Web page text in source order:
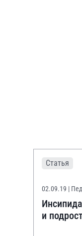
Статья
02.09.19 |
и